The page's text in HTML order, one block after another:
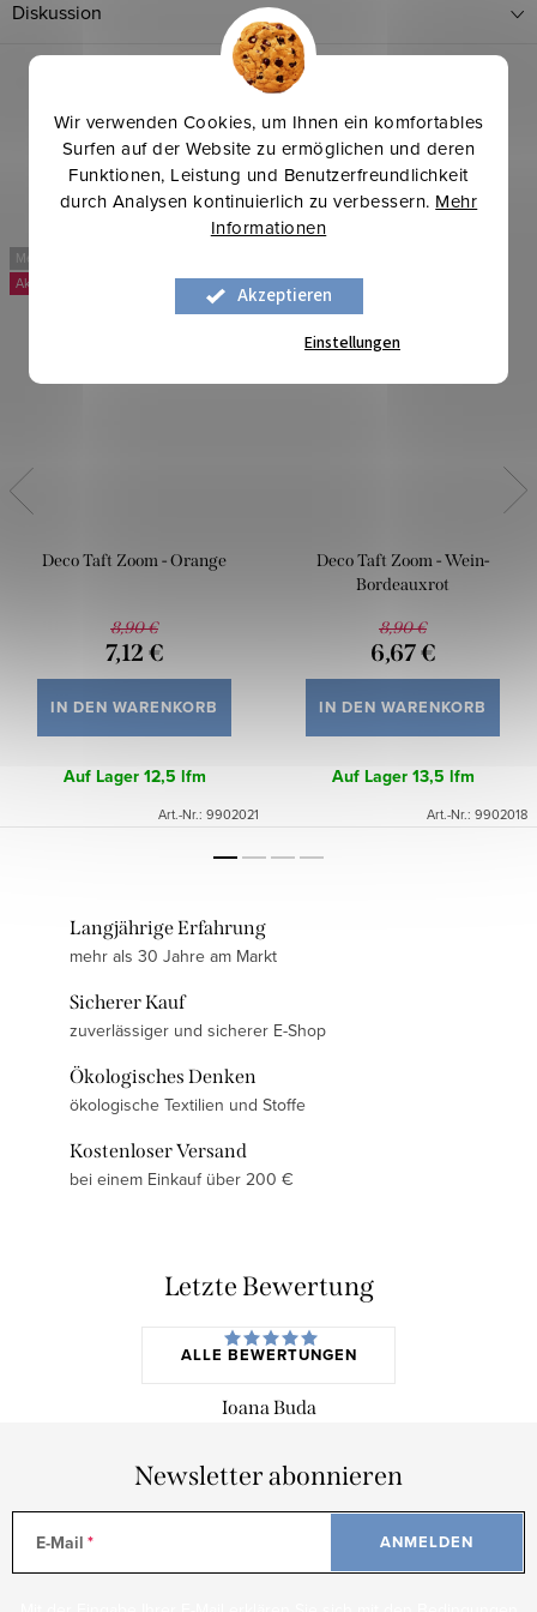
Wir verwenden Cookies, um Ihnen ein komfortables
Surfen auf der Website zu ermöglichen und deren
Funktionen, Leistung und Benutzerfreundlichkeit
durch Analysen kontinuierlich zu verbessern. Mehr
Informationen
Akzeptieren
Einstellungen
Diskussion
Mehr für weniger
Deco Taft Zoom - Orange
8,90 €
7,12 €
IN DEN WARENKORB
Auf Lager 12,5 lfm
Art.-Nr.: 9902021
-25 %
Deco Taft Zoom - Wein-
Bordeauxrot
8,90 €
6,67 €
IN DEN WARENKORB
Auf Lager 13,5 lfm
Art.-Nr.: 9902018
Langjährige Erfahrung
mehr als 30 Jahre am Markt
Sicherer Kauf
zuverlässiger und sicherer E-Shop
Ökologisches Denken
ökologische Textilien und Stoffe
Kostenloser Versand
bei einem Einkauf über 200 €
Letzte Bewertung
ALLE BEWERTUNGEN
Ioana Buda
Newsletter abonnieren
E-Mail ANMELDEN